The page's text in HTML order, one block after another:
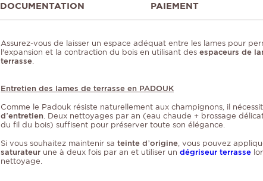
DOCUMENTATION PAIEMENT
Assurez-vous de laisser un espace adéquat entre les lames pour
l'expansion et la contraction du bois en utilisant des espaceurs de
terrasse.
Entretien des lames de terrasse en PADOUK
Comme le Padouk résiste naturellement aux champignons, il
d’entretien. Deux nettoyages par an (eau chaude + brossage
du fil du bois) suffisent pour préserver toute son élégance.
Si vous souhaitez maintenir sa teinte d’origine, vous pouvez
saturateur une à deux fois par an et utiliser un dégriseur terrasse
nettoyage.